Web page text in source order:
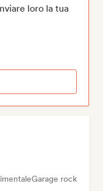
loro la tua
Garage rock